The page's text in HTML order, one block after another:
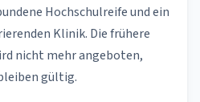
Hochschulreife und ein
Klinik. Die frühere
nicht mehr angeboten,
gültig.